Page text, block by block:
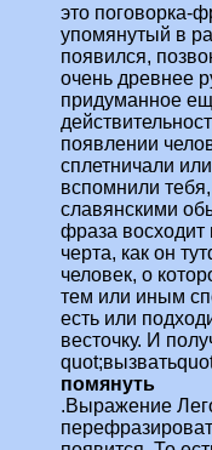
это поговорка-
упомянутый в
появился,
очень древнее
придуманное
появлении
сплетничали
вспомнили
славянскими
фраза восходит
черта, как он
человек, о
тем или иным
есть или
весточку. И
помянуть
.Выражение